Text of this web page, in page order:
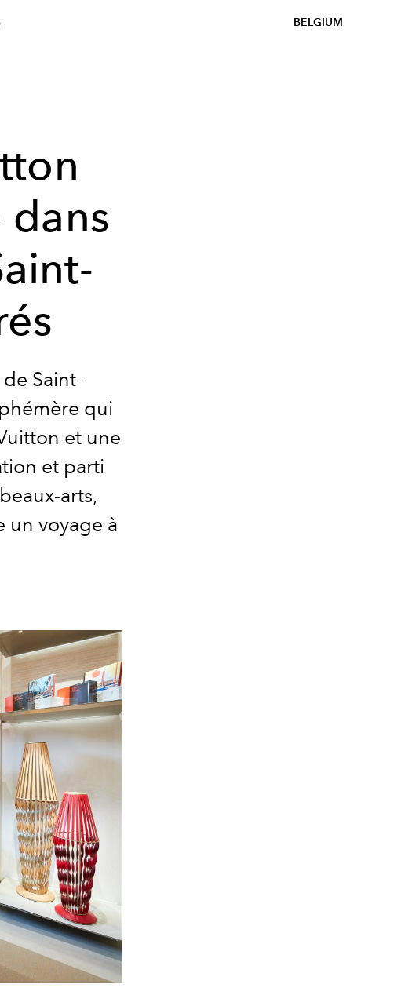
BELGIUM
Saint-
qui
et une
et parti
arts,
un voyage à